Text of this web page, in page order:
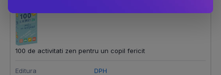
100 de activitati zen pentru un copil fericit
Editura DPH